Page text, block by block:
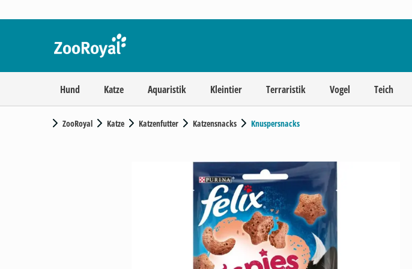
Hund Katze Aquaristik Kleintier Terraristik Vogel Teich
ZooRoyal Katze Katzenfutter Katzensnacks Knuspersnacks